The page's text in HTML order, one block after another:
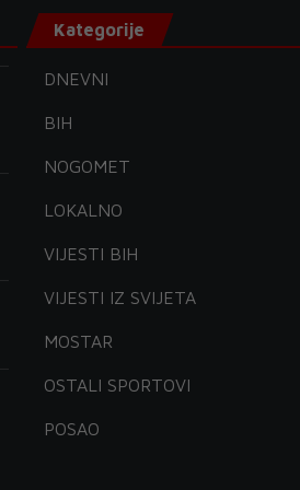
Kategorije
DNEVNI
BIH
NOGOMET
LOKALNO
VIJESTI BIH
VIJESTI IZ SVIJETA
MOSTAR
OSTALI SPORTOVI
POSAO